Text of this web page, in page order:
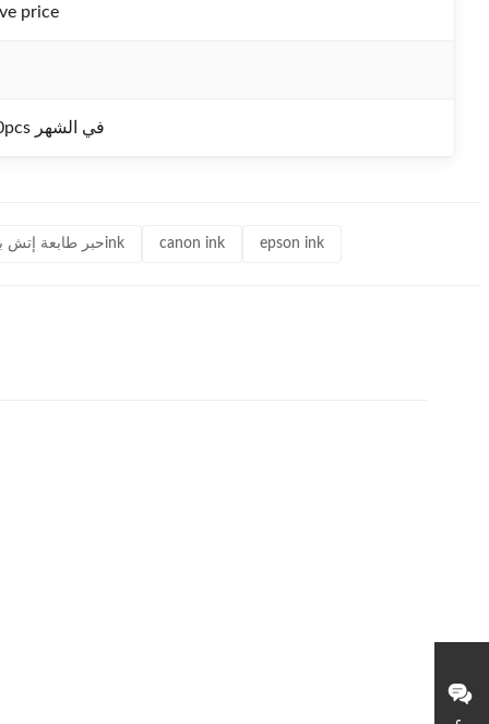
price
100000pcs في الشهر
حبر طابعة بالقرب مني,حبر كانون,حبر إبسون,خراطيش حبر HP,حبر طابعة إتش بي,حبر طابعة كانون,خرطوشة الطابعة,خراطيش الحبر,خرطوشة الحبر,123ink canon ink epson ink